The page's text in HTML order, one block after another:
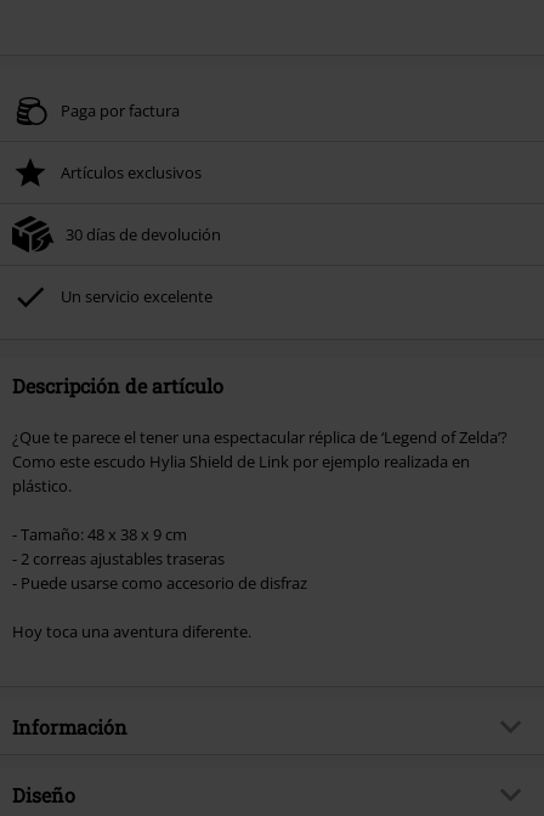
Paga por factura
Artículos exclusivos
30 días de devolución
Un servicio excelente
Descripción de artículo
¿Que te parece el tener una espectacular réplica de ‘Legend of Zelda’?
Como este escudo Hylia Shield de Link por ejemplo realizada en
plástico.
- Tamaño: 48 x 38 x 9 cm
- 2 correas ajustables traseras
- Puede usarse como accesorio de disfraz
Hoy toca una aventura diferente.
Información
Artículo no.
Diseño